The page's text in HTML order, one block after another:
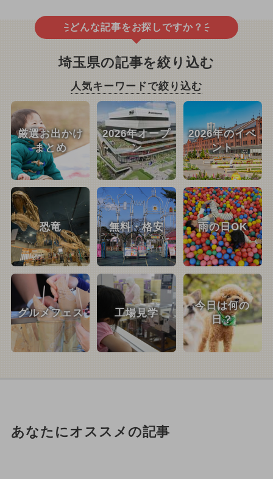
どんな記事をお探しですか？
埼玉県の記事を絞り込む
人気キーワードで絞り込む
厳選お出かけ
まとめ
2026年オープ
ン
2026年のイベ
ント
恐竜 無料・格安 雨の日OK
グルメフェス 工場見学
今日は何の
日？
あなたにオススメの記事